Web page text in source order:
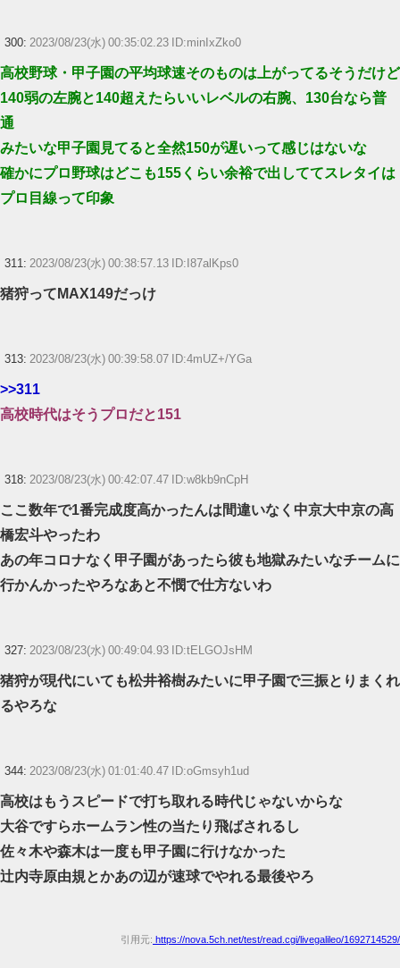
300: 2023/08/23(水) 00:35:02.23 ID:minIxZko0
高校野球・甲子園の平均球速そのものは上がってるそうだけど
140弱の左腕と140超えたらいいレベルの右腕、130台なら普
通
みたいな甲子園見てると全然150が遅いって感じはないな
確かにプロ野球はどこも155くらい余裕で出しててスレタイは
プロ目線って印象
311: 2023/08/23(水) 00:38:57.13 ID:I87alKps0
猪狩ってMAX149だっけ
313: 2023/08/23(水) 00:39:58.07 ID:4mUZ+/YGa
>>311
高校時代はそうプロだと151
318: 2023/08/23(水) 00:42:07.47 ID:w8kb9nCpH
ここ数年で1番完成度高かったんは間違いなく中京大中京の高
橋宏斗やったわ
あの年コロナなく甲子園があったら彼も地獄みたいなチームに
行かんかったやろなあと不憫で仕方ないわ
327: 2023/08/23(水) 00:49:04.93 ID:tELGOJsHM
猪狩が現代にいても松井裕樹みたいに甲子園で三振とりまくれ
るやろな
344: 2023/08/23(水) 01:01:40.47 ID:oGmsyh1ud
高校はもうスピードで打ち取れる時代じゃないからな
大谷ですらホームラン性の当たり飛ばされるし
佐々木や森木は一度も甲子園に行けなかった
辻内寺原由規とかあの辺が速球でやれる最後やろ
引用元: https://nova.5ch.net/test/read.cgi/livegalileo/1692714529/